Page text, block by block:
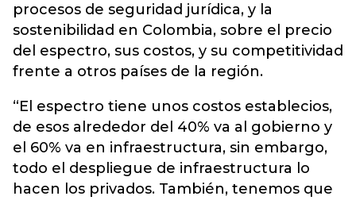
procesos de seguridad jurídica, y la
sostenibilidad en Colombia, sobre el precio
del espectro, sus costos, y su competitividad
frente a otros países de la región.
“El espectro tiene unos costos establecios,
de esos alrededor del 40% va al gobierno y
el 60% va en infraestructura, sin embargo,
todo el despliegue de infraestructura lo
hacen los privados. También, tenemos que